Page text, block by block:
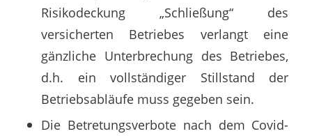
Risikodeckung „Schließung“ des
versicherten Betriebes verlangt eine
gänzliche Unterbrechung des Betriebes,
d.h. ein vollständiger Stillstand der
Betriebsabläufe muss gegeben sein.
Die Betretungsverbote nach dem Covid-